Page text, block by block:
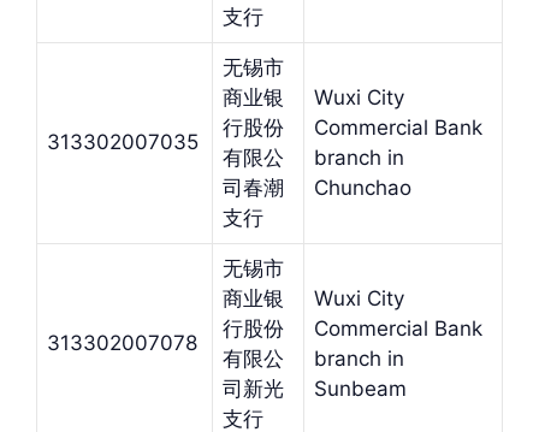
支行
313302007035
无锡市
商业银
行股份
有限公
司春潮
支行
Wuxi City
Commercial Bank
branch in
Chunchao
313302007078
无锡市
商业银
行股份
有限公
司新光
支行
Wuxi City
Commercial Bank
branch in
Sunbeam